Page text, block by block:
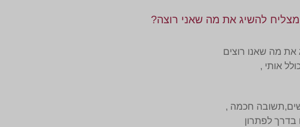
להשיג את מה שאני רוצה?
את מה שאנו רוצים
אותי ,
חכמה ,
לפתרון